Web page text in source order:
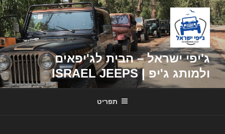
דילוג
לתוכן
ג'יפי ישראל – הבית לג'יפאים
ולמותג ג'יפ | ISRAEL JEEPS
תפריט